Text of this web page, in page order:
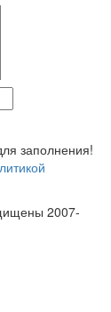
заполнения!
2007-